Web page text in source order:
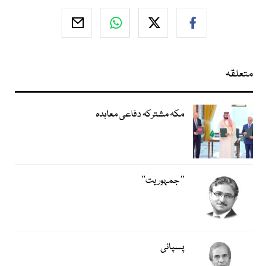
متعلقہ
مکہ مشترکہ دفاعی معاہدہ
’’ جمہوریت‘‘
پسپائی